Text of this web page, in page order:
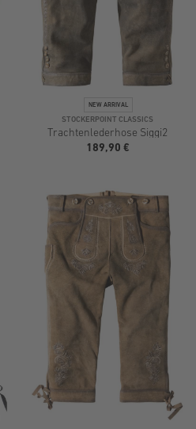
STOCKERPOINT CLASSICS
Trachtenlederhose Siggi2
189,90 €